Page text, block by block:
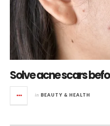
Solve acne scars
in BEAUTY & HEALTH